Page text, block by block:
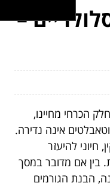
–
הכרחי מחיינו,
אינה נדירה.
להיעזר
בין אם מדובר במסך
הבנת הגורמים